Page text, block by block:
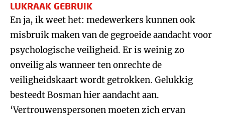
LUKRAAK GEBRUIK
En ja, ik weet het: medewerkers kunnen ook
misbruik maken van de gegroeide aandacht voor
psychologische veiligheid. Er is weinig zo
onveilig als wanneer ten onrechte de
veiligheidskaart wordt getrokken. Gelukkig
besteedt Bosman hier aandacht aan.
‘Vertrouwenspersonen moeten zich ervan